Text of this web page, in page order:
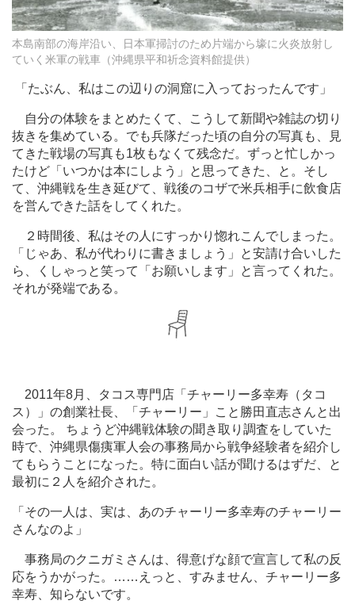
本島南部の海岸沿い、日本軍掃討のため片端から壕に火炎放射し
ていく米軍の戦車（沖縄県平和祈念資料館提供）
「たぶん、私はこの辺りの洞窟に入っておったんです」
自分の体験をまとめたくて、こうして新聞や雑誌の切り
抜きを集めている。でも兵隊だった頃の自分の写真も、見
てきた戦場の写真も1枚もなくて残念だ。ずっと忙しかっ
たけど「いつかは本にしよう」と思ってきた、と。そし
て、沖縄戦を生き延びて、戦後のコザで米兵相手に飲食店
を営んできた話をしてくれた。
２時間後、私はその人にすっかり惚れこんでしまった。
「じゃあ、私が代わりに書きましょう」と安請け合いした
ら、くしゃっと笑って「お願いします」と言ってくれた。
それが発端である。
2011年8月、タコス専門店「チャーリー多幸寿（タコ
ス）」の創業社長、「チャーリー」こと勝田直志さんと出
会った。 ちょうど沖縄戦体験の聞き取り調査をしていた
時で、沖縄県傷痍軍人会の事務局から戦争経験者を紹介し
てもらうことになった。特に面白い話が聞けるはずだ、と
最初に２人を紹介された。
「その一人は、実は、あのチャーリー多幸寿のチャーリー
さんなのよ」
事務局のクニガミさんは、得意げな顔で宣言して私の反
応をうかがった。
… …えっと、すみません、チャーリー多
幸寿、知らないです。